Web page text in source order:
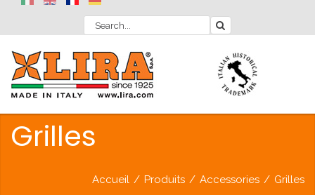
Grilles
Accueil / Produits / Accessories / Grilles